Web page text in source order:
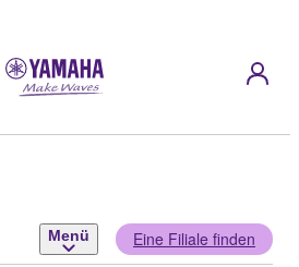
Menü Eine Filiale finden